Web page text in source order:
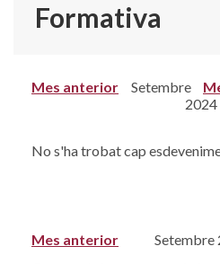
Formativa
Mes anterior
Setembre
2024
No s'ha trobat cap
Mes anterior
Setembre